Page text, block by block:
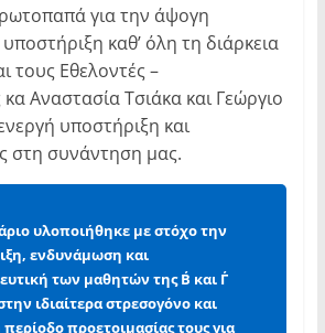
για την άψογη
καθ’ όλη τη διάρκεια
τους Εθελοντές –
κα Αναστασία Τσιάκα και Γεώργιο
υποστήριξη και
στη συνάντηση μας.
υλοποιήθηκε με στόχο την
ενδυνάμωση και
των μαθητών της Β΄ και Γ΄
ιδιαίτερα στρεσογόνο και
περίοδο προετοιμασίας τους για